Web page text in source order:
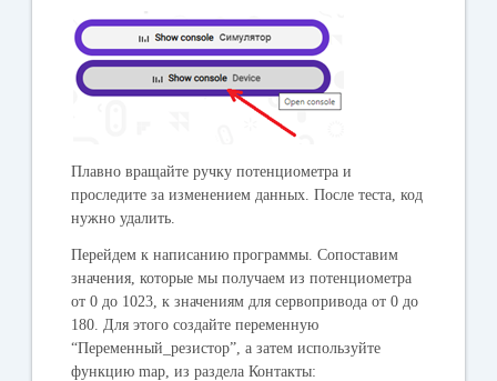
Плавно вращайте ручку потенциометра и
проследите за изменением данных. После теста, код
нужно удалить.
Перейдем к написанию программы. Сопоставим
значения, которые мы получаем из потенциометра
от 0 до 1023, к значениям для сервопривода от 0 до
180. Для этого создайте переменную
“Переменный_резистор”, а затем используйте
функцию map, из раздела Контакты: